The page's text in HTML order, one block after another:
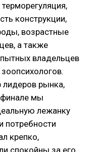
конструкции,
возрастные
а также
владельцев
рынка,
мы
лежанку
потребности
крепко,
спокойны за его